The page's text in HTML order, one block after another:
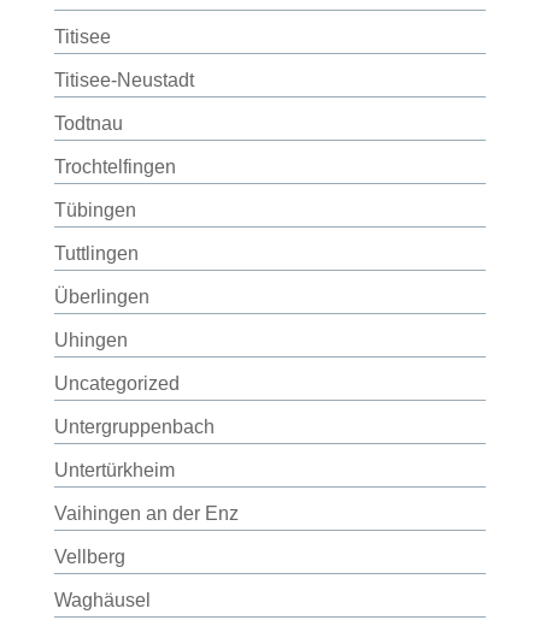
Titisee
Titisee-Neustadt
Todtnau
Trochtelfingen
Tübingen
Tuttlingen
Überlingen
Uhingen
Uncategorized
Untergruppenbach
Untertürkheim
Vaihingen an der Enz
Vellberg
Waghäusel